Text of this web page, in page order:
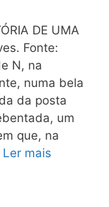
DE UMA
Fonte:
N, na
numa bela
da posta
um
que, na
Ler mais